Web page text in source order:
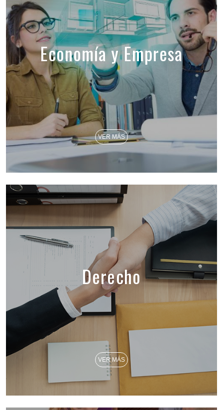
Economía y Empresa
VER MÁS
Derecho
VER MÁS